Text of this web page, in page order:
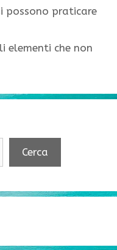
possono praticare
elementi che non
Cerca